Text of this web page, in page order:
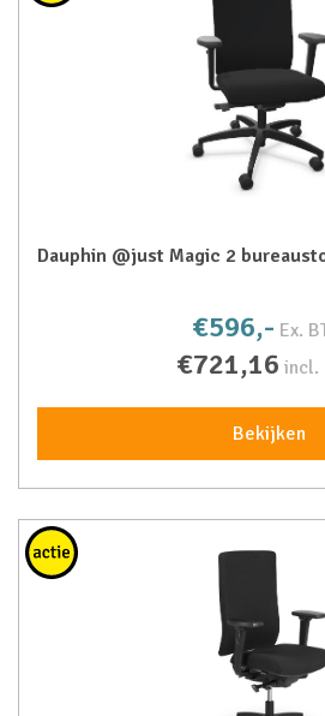
Dauphin @just Magic 2
€596,- Ex.
€721,16 incl.
Bekijken